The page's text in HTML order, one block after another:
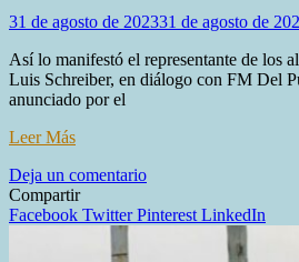
31 de agosto de 202331 de agosto de
Así lo manifestó el representante de los
Luis Schreiber, en diálogo con FM Del
anunciado por el
Leer Más
Deja un comentarioen
alto
Compartir
Facebook TwitterPinterest LinkedIn